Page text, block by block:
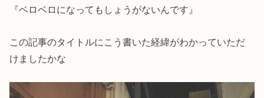
『ベロベロになってもしょうがないんです』
この記事のタイトルにこう書いた経緯がわかっていただ
けましたかな